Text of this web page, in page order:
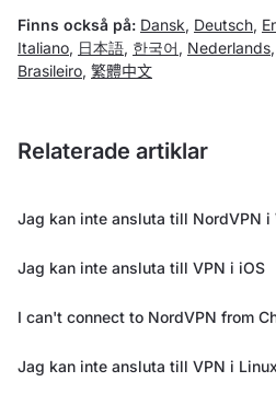
Finns också på: Dansk, Deutsch,
Italiano, 日本語, 한국어 , Nederlands,
Brasileiro, 繁體中文
Relaterade artiklar
Jag kan inte ansluta till NordVPN i
Jag kan inte ansluta till VPN i iOS
I can't connect to NordVPN from
Jag kan inte ansluta till VPN i Linux